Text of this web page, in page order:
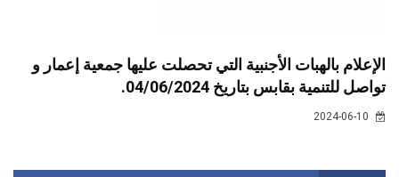
الإعلام بالهبات الأجنبية التي تحصلت عليها جمعية إعمار و
تواصل للتنمية بقابس بتاريخ 04/06/2024.